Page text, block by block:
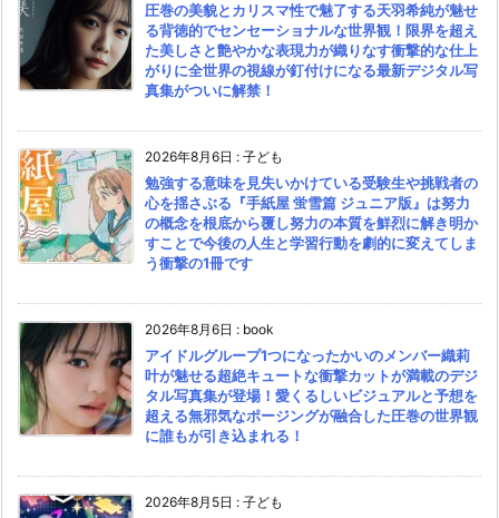
圧巻の美貌とカリスマ性で魅了する天羽希純が魅せ
る背徳的でセンセーショナルな世界観！限界を超え
た美しさと艶やかな表現力が織りなす衝撃的な仕上
がりに全世界の視線が釘付けになる最新デジタル写
真集がついに解禁！
2026年8月6日 : 子ども
勉強する意味を見失いかけている受験生や挑戦者の
心を揺さぶる『手紙屋 蛍雪篇 ジュニア版』は努力
の概念を根底から覆し努力の本質を鮮烈に解き明か
すことで今後の人生と学習行動を劇的に変えてしま
う衝撃の1冊です
2026年8月6日 : book
アイドルグループ1つになったかいのメンバー織莉
叶が魅せる超絶キュートな衝撃カットが満載のデジ
タル写真集が登場！愛くるしいビジュアルと予想を
超える無邪気なポージングが融合した圧巻の世界観
に誰もが引き込まれる！
2026年8月5日 : 子ども